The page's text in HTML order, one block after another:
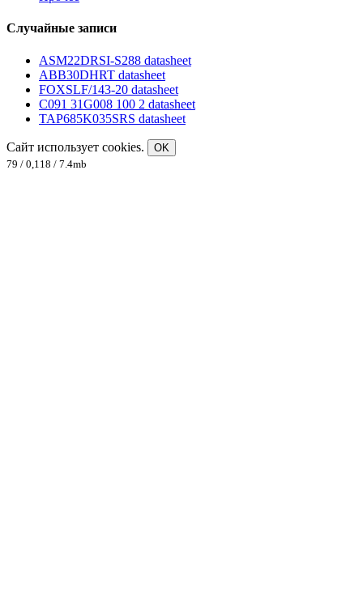
Случайные записи
ASM22DRSI-S288 datasheet
ABB30DHRT datasheet
FOXSLF/143-20 datasheet
C091 31G008 100 2 datasheet
TAP685K035SRS datasheet
Сайт использует cookies.
OK
79 / 0,118 / 7.4mb